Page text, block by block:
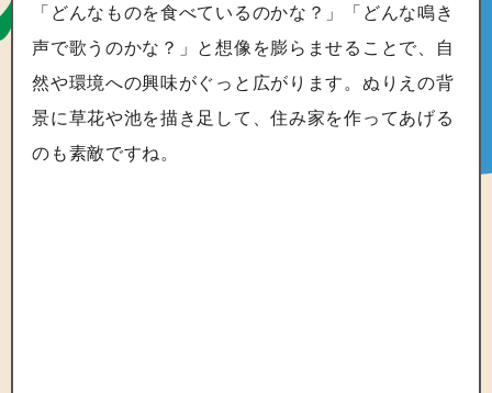
「どんなものを食べているのかな？」「どんな鳴き
声で歌うのかな？」と想像を膨らませることで、自
然や環境への興味がぐっと広がります。ぬりえの背
景に草花や池を描き足して、住み家を作ってあげる
のも素敵ですね。